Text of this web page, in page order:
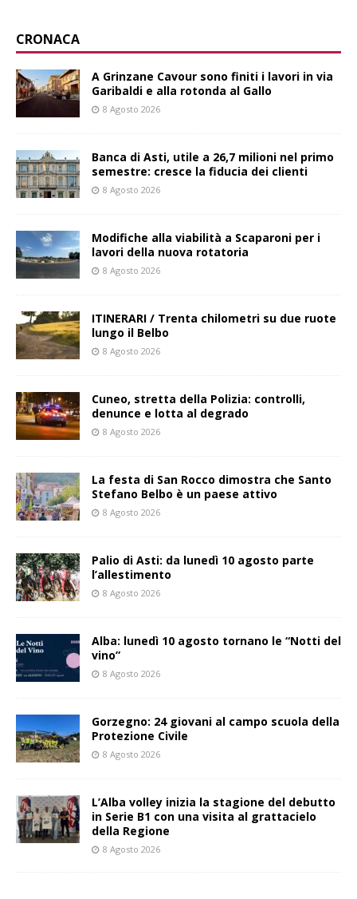
CRONACA
A Grinzane Cavour sono finiti i lavori in via
Garibaldi e alla rotonda al Gallo
8 Agosto 2026
Banca di Asti, utile a 26,7 milioni nel primo
semestre: cresce la fiducia dei clienti
8 Agosto 2026
Modifiche alla viabilità a Scaparoni per i
lavori della nuova rotatoria
8 Agosto 2026
ITINERARI / Trenta chilometri su due ruote
lungo il Belbo
8 Agosto 2026
Cuneo, stretta della Polizia: controlli,
denunce e lotta al degrado
8 Agosto 2026
La festa di San Rocco dimostra che Santo
Stefano Belbo è un paese attivo
8 Agosto 2026
Palio di Asti: da lunedì 10 agosto parte
l’allestimento
8 Agosto 2026
Alba: lunedì 10 agosto tornano le “Notti del
vino”
8 Agosto 2026
Gorzegno: 24 giovani al campo scuola della
Protezione Civile
8 Agosto 2026
L’Alba volley inizia la stagione del debutto
in Serie B1 con una visita al grattacielo
della Regione
8 Agosto 2026